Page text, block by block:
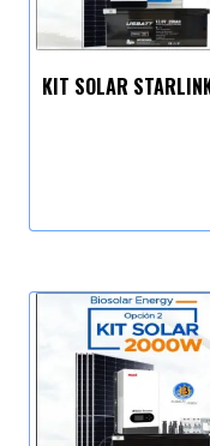
KIT SOLAR